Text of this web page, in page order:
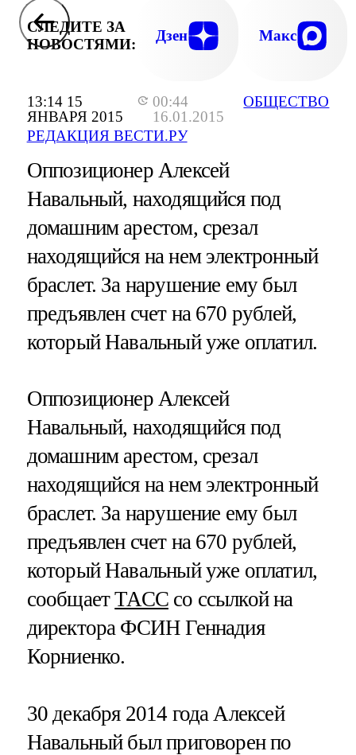
13:14 15
ЯНВАРЯ 2015
00:44
16.01.2015
РЕДАКЦИЯ ВЕСТИ.РУ
ОБЩЕСТВО
СЛЕДИТЕ ЗА
НОВОСТЯМИ:
Дзен Макс
Оппозиционер Алексей
Навальный, находящийся под
домашним арестом, срезал
находящийся на нем электронный
браслет. За нарушение ему был
предъявлен счет на 670 рублей,
который Навальный уже оплатил.
Оппозиционер Алексей
Навальный, находящийся под
домашним арестом, срезал
находящийся на нем электронный
браслет. За нарушение ему был
предъявлен счет на 670 рублей,
который Навальный уже оплатил,
сообщаетТАСС со ссылкой на
директора ФСИН Геннадия
Корниенко.
30 декабря 2014 года Алексей
Навальный был приговорен по